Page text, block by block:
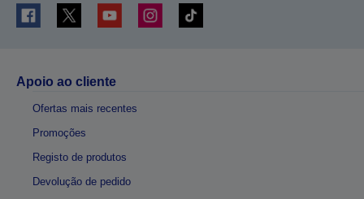
Apoio ao cliente
Ofertas mais recentes
Promoções
Registo de produtos
Devolução de pedido